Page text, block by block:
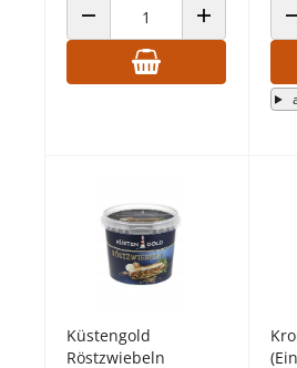
ANZAHL VERRINGERNANZAHL
Küstengold
Röstzwiebeln